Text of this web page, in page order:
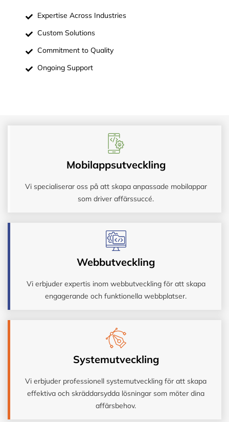
Expertise Across Industries
Custom Solutions
Commitment to Quality
Ongoing Support
Mobilappsutveckling
Vi specialiserar oss på att skapa anpassade mobilappar
som driver affärssuccé.
Webbutveckling
Vi erbjuder expertis inom webbutveckling för att skapa
engagerande och funktionella webbplatser.
Systemutveckling
Vi erbjuder professionell systemutveckling för att skapa
effektiva och skräddarsydda lösningar som möter dina
affärsbehov.